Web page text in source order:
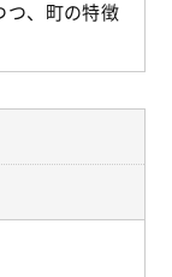
つ、町の特徴